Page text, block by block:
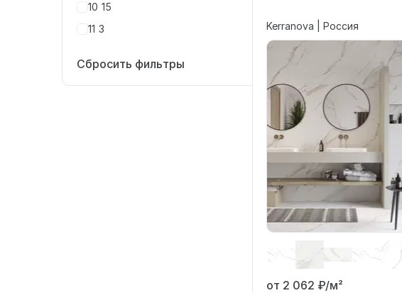
10 15
11 3
Сбросить фильтры
Kerranova | Россия
от 2 062 ₽/м²